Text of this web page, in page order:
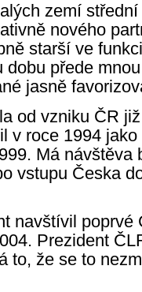
zemí
nového
starší ve
přede
jasně
od vzniku ČR
v roce 1994
Má návštěva
vstupu Česka
navštívil poprvé
Prezident
to, že se to